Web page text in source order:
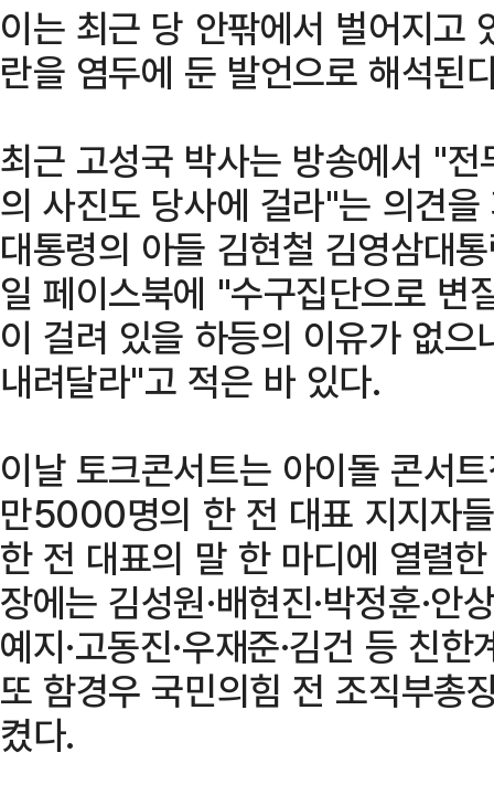
이는 최근 당 안팎에서 벌어지
란을 염두에 둔 발언으로 해석된
최근 고성국 박사는 방송에서 "전
의 사진도 당사에 걸라"는 의견
대통령의 아들 김현철 김영삼대
일 페이스북에 "수구집단으로 변
이 걸려 있을 하등의 이유가 없
내려달라"고 적은 바 있다.
이날 토크콘서트는 아이돌 콘서
만5000명의 한 전 대표 지지자
한 전 대표의 말 한 마디에 열렬
장에는 김성원·배현진·박정훈·안
예지·고동진·우재준·김건 등 친
또 함경우 국민의힘 전 조직부총
켰다.